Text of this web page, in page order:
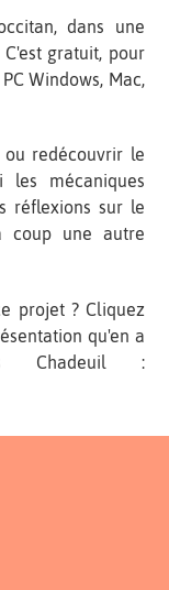
dans une
gratuit, pour
Windows, Mac,
ou redécouvrir le
mécaniques
réflexions sur le
coup une autre
projet ? Cliquez
qu'en a
Chadeuil :